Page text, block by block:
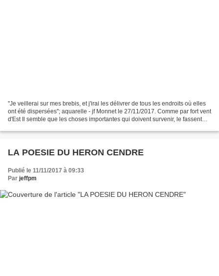
''Je veillerai sur mes brebis, et j'irai les délivrer de tous les endroits où elles
ont été dispersées''; aquarelle - jf Monnet le 27/11/2017. Comme par fort vent
d'Est Il semble que les choses importantes qui doivent survenir, le fassent
LA POESIE DU HERON CENDRE
Publié le 11/11/2017 à 09:33
Par jeffpm